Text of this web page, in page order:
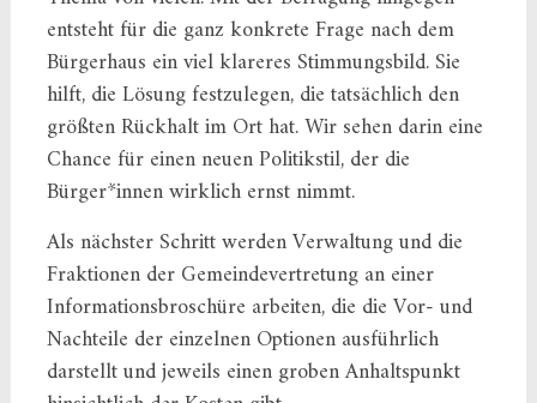
entsteht für die ganz konkrete Frage nach dem
Bürgerhaus ein viel klareres Stimmungsbild. Sie
hilft, die Lösung festzulegen, die tatsächlich den
größten Rückhalt im Ort hat. Wir sehen darin eine
Chance für einen neuen Politikstil, der die
Bürger*innen wirklich ernst nimmt.
Als nächster Schritt werden Verwaltung und die
Fraktionen der Gemeindevertretung an einer
Informationsbroschüre arbeiten, die die Vor- und
Nachteile der einzelnen Optionen ausführlich
darstellt und jeweils einen groben Anhaltspunkt